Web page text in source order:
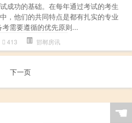
试成功的基础。在每年通过考试的考生
中，他们的共同特点是都有扎实的专业
需要遵循的优先原则...
413 邯郸房讯
下一页
☚